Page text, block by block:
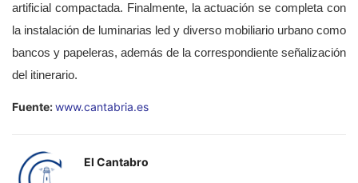
artificial compactada. Finalmente, la actuación se completa con
la instalación de luminarias led y diverso mobiliario urbano como
bancos y papeleras, además de la correspondiente señalización
del itinerario.
Fuente:www.cantabria.es
El Cantabro